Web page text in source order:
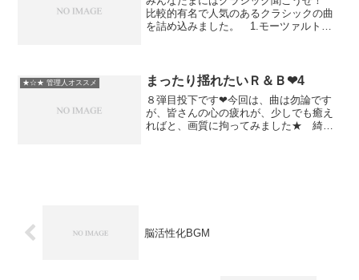
比較的有名で人気のあるクラシックの曲
を詰め込みました。 1.モーツァルト
...
★☆★ 管理人オススメ まったり揺れたいＲ＆Ｂ❤4
８弾目投下です❤今回は、曲は勿論です
が、皆さんの心の疲れが、少しでも癒え
ればと、画質に拘ってみました★ 綺麗
脳活性化BGM